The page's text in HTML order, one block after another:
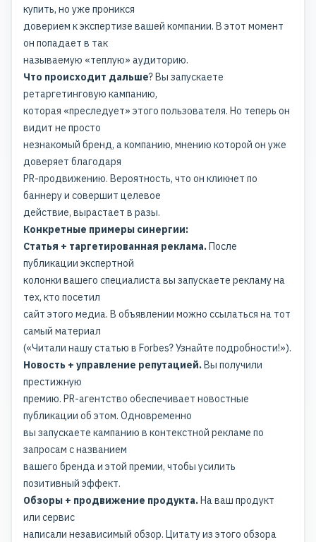
купить, но уже проникся
доверием к экспертизе вашей компании. В этот момент
он попадает в так
называемую «теплую» аудиторию.
Что происходит дальше? Вы запускаете
ретаргетинговую кампанию,
которая «преследует» этого пользователя. Но теперь он
видит не просто
незнакомый бренд, а компанию, мнению которой он уже
доверяет благодаря
PR-продвижению. Вероятность, что он кликнет по
баннеру и совершит целевое
действие, вырастает в разы.
Конкретные примеры синергии:
Статья + таргетированная реклама. После
публикации экспертной
колонки вашего специалиста вы запускаете рекламу на
тех, кто посетил
сайт этого медиа. В объявлении можно ссылаться на тот
самый материал
(«Читали нашу статью в Forbes? Узнайте подробности!»).
Новость + управление репутацией. Вы получили
престижную
премию. PR-агентство обеспечивает новостные
публикации об этом. Одновременно
вы запускаете кампанию в контекстной рекламе по
запросам с названием
вашего бренда и этой премии, чтобы усилить
позитивный эффект.
Обзоры + продвижение продукта. На ваш продукт
или сервис
написали независимый обзор. Цитату из этого обзора